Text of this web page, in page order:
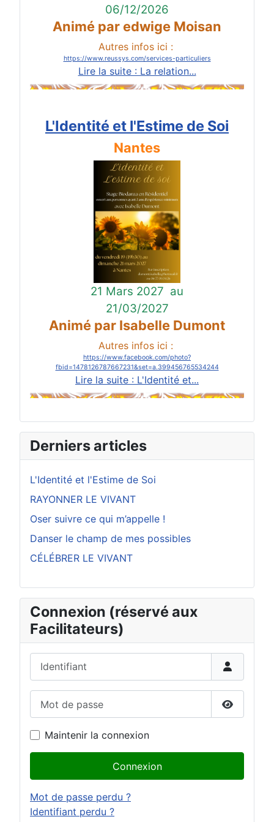
06/12/2026
Animé par edwige Moisan
Autres infos ici :
https://www.reussys.com/services-particuliers
Lire la suite : La relation...
L'Identité et l'Estime de Soi
Nantes
21 Mars 2027 au
21/03/2027
Animé par Isabelle Dumont
Autres infos ici :
https://www.facebook.com/photo?
fbid=1478126787667231&set=a.399456765534244
Lire la suite : L'Identité et...
Derniers articles
L'Identité et l'Estime de Soi
RAYONNER LE VIVANT
Oser suivre ce qui m’appelle !
Danser le champ de mes possibles
CÉLÉBRER LE VIVANT
Connexion (réservé aux
Facilitateurs)
Afficher
Maintenir la connexion
Connexion
Mot de passe perdu ?
Identifiant perdu ?